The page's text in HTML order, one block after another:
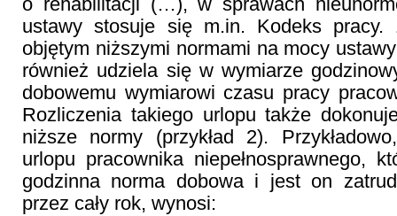
ustawy stosuje się m.in. Kodeks pracy.
objętym niższymi normami na mocy
również udziela się w wymiarze
dobowemu wymiarowi czasu pracy
Rozliczenia takiego urlopu także
niższe normy (przykład 2).
urlopu pracownika niepełnosprawnego,
godzinna norma dobowa i jest on
przez cały rok, wynosi: